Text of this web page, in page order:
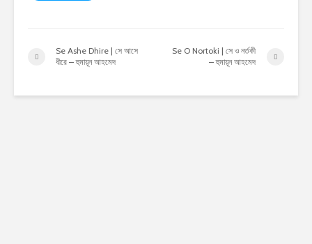
Se Ashe Dhire | সে আসে
ধীরে – হুমায়ূন আহমেদ
Se O Nortoki | সে ও নর্তকী
– হুমায়ূন আহমেদ